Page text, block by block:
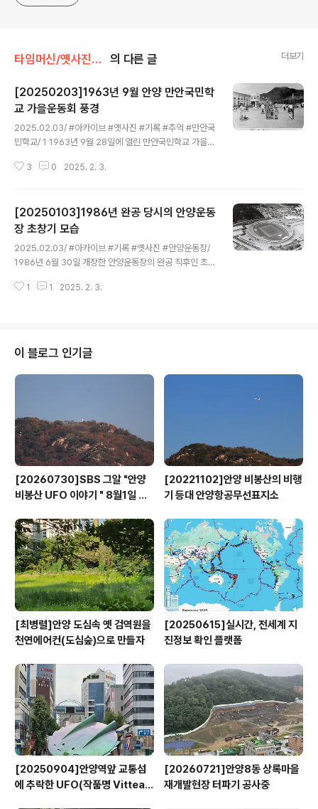
타임머신/옛사진읽기 의 다른 글 더보기
[20250203]1963년 9월 안양 만안국민학
교 가을운동회 풍경
2025.02.03/ #아카이브 #옛사진 #기록 #추억 #만안국
민학교/ 1 1963년 9월 28일에 열린 만안국민학교 가을운
동네 축제날이었다.학교에서는 한달전부터 아이들을 모아
면 손목에다가 도장찍고..공책이나 연필받고...마지막은 이
어달리기 하거나..어떨때는 차전놀이.. 부모님들은 음식 바
리바리해서 학교 운동장으로 마실 갈 채비를 했다. 운동회
가 열리면 부모님과 친척들까지 출동하여 운동장 여기저기
이 되면 함께 음식을 먹었다. 당시 한 집에서 가족은 물론
3 0 2025. 2. 3.
[20250103]1986년 완공 당시의 안양운동
장 초창기 모습
2025.02.03/ #아카이브 #기록 #옛사진 #안양운동장/
1986년 6월 30일 개장한 안양운동장의 완공 직후인 초창
장도 건설되기 전이다. 경기 안양시 동안구 평촌대로 389
구 시흥군 시절 지어진 공설운동장이 경기도 안양시 석수2
동에 있었으나 1986 서울 아시안 게임의 일부 종목 분산
개최를 위해 새로운 경기장이 필요하다는 판단 하에 1981
동장을 이곳으..
1 1 2025. 2. 3.
이 블로그 인기글
[20260730]SBS 그알 "안양
비봉산 UFO 이야기 " 8월1일 방
[20221102]안양 비봉산의 비행
기 등대 안양항공무선표지소
[최병렬]안양 도심속 옛 검역원을
천연에어컨(도심숲)으로 만들자
[20250615]실시간, 전세계 지
진정보 확인 플랫폼
[20250904]안양역앞 교통섬
에 추락한 UFO(작품명 Vitteau
[20260721]안양8동 상록마을
재개발현장 터파기 공사중